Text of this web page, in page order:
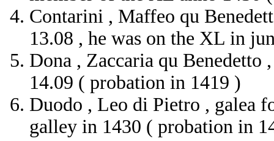
Contarini , Maffeo qu
13.08 , he was on the XL in
Dona , Zaccaria qu
14.09 ( probation in 1419 )
Duodo , Leo di Pietro , galea
galley in 1430 ( probation in